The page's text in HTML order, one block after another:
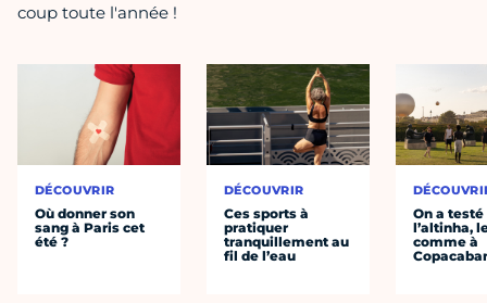
coup toute l'année !
DÉCOUVRIR
Où donner son
sang à Paris cet
été ?
DÉCOUVRIR
Ces sports à
pratiquer
tranquillement au
fil de l’eau
On a testé
l’altinha,
comme à